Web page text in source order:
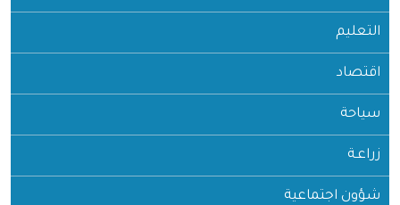
التعليم
اقتصاد
سياحة
زراعـة
شؤون اجتماعية